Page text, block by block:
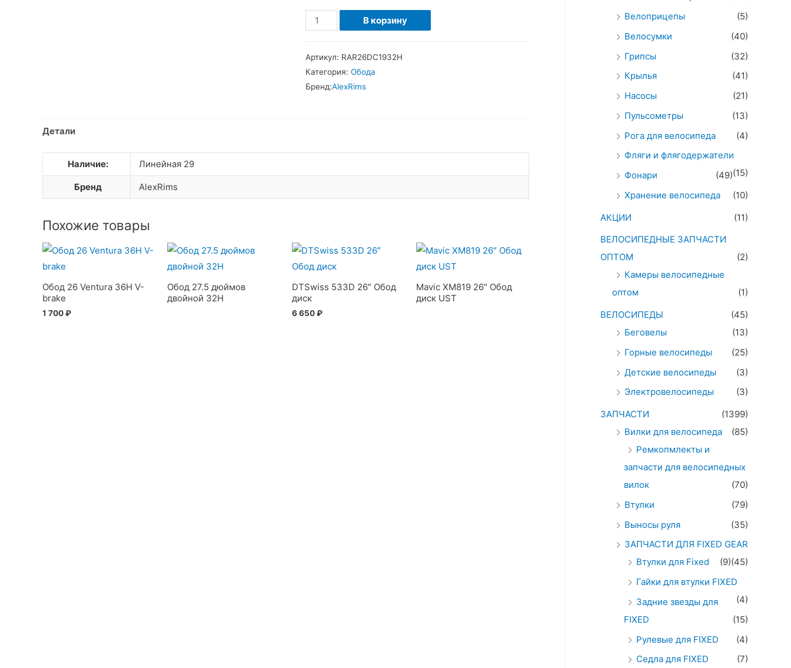
Количество
товара
26
Alexrims
В корзину
Артикул: RAR26DC1932H
Категория: Обода
Бренд:AlexRims
Детали
Наличие: Линейная 29
Бренд AlexRims
Похожие товары
Обод 26 Ventura 36H V-
brake
1 700₽
Обод 27.5 дюймов
двойной 32H
DTSwiss 533D 26″ Обод
диск
6 650₽
Mavic XM819 26″ Обод
диск UST
Велоприцепы
(5)
Велосумки
(40)
Грипсы
(32)
Крылья
(41)
Насосы
(21)
Пульсометры
(13)
Рога для велосипеда
(4)
Фляги и флягодержатели
(15)
Фонари
(49)
Хранение велосипеда
(10)
АКЦИИ
(11)
ВЕЛОСИПЕДНЫЕ ЗАПЧАСТИ
ОПТОМ
(2)
Камеры велосипедные
оптом
(1)
ВЕЛОСИПЕДЫ
(45)
Беговелы
(13)
Горные велосипеды
(25)
Детские велосипеды
(3)
Электровелосипеды
(3)
ЗАПЧАСТИ
(1399)
Вилки для велосипеда
(85)
Ремкопмлекты и
запчасти для велосипедных
вилок
(70)
Втулки
(79)
Выносы руля
(35)
ЗАПЧАСТИ ДЛЯ FIXED GEAR
(45)
Втулки для Fixed
(9)
Гайки для втулки FIXED
(4)
Задние звезды для
FIXED
(15)
Рулевые для FIXED
(4)
Седла для FIXED
(7)